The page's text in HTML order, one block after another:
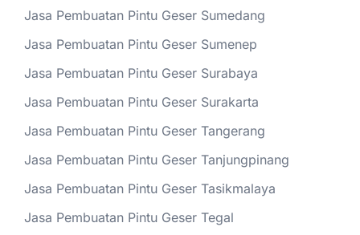
Jasa Pembuatan Pintu Geser Sumedang
Jasa Pembuatan Pintu Geser Sumenep
Jasa Pembuatan Pintu Geser Surabaya
Jasa Pembuatan Pintu Geser Surakarta
Jasa Pembuatan Pintu Geser Tangerang
Jasa Pembuatan Pintu Geser Tanjungpinang
Jasa Pembuatan Pintu Geser Tasikmalaya
Jasa Pembuatan Pintu Geser Tegal